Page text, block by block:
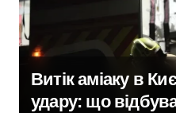
в
Витік аміаку в
удару: що